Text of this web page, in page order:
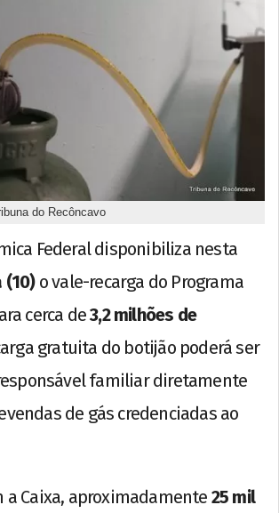
do Recôncavo
Federal disponibiliza nesta
(10)o vale-recarga do Programa
cerca de3,2 milhões de
gratuita do botijão poderá ser
familiar diretamente
de gás credenciadas ao
a Caixa, aproximadamente 25 mil